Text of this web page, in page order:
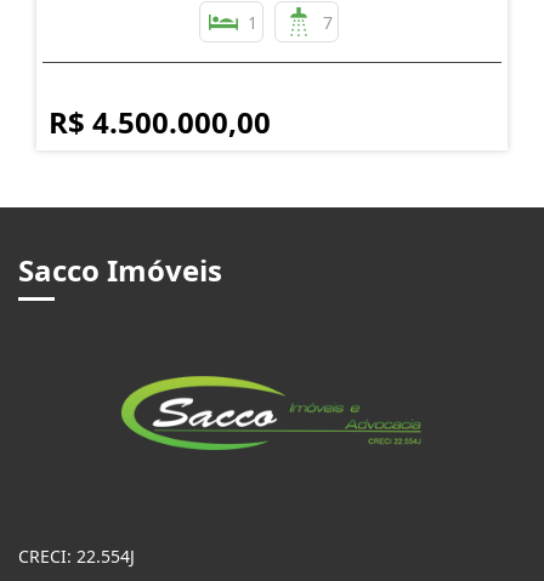
1 7
R$ 4.500.000,00
Sacco Imóveis
CRECI: 22.554J